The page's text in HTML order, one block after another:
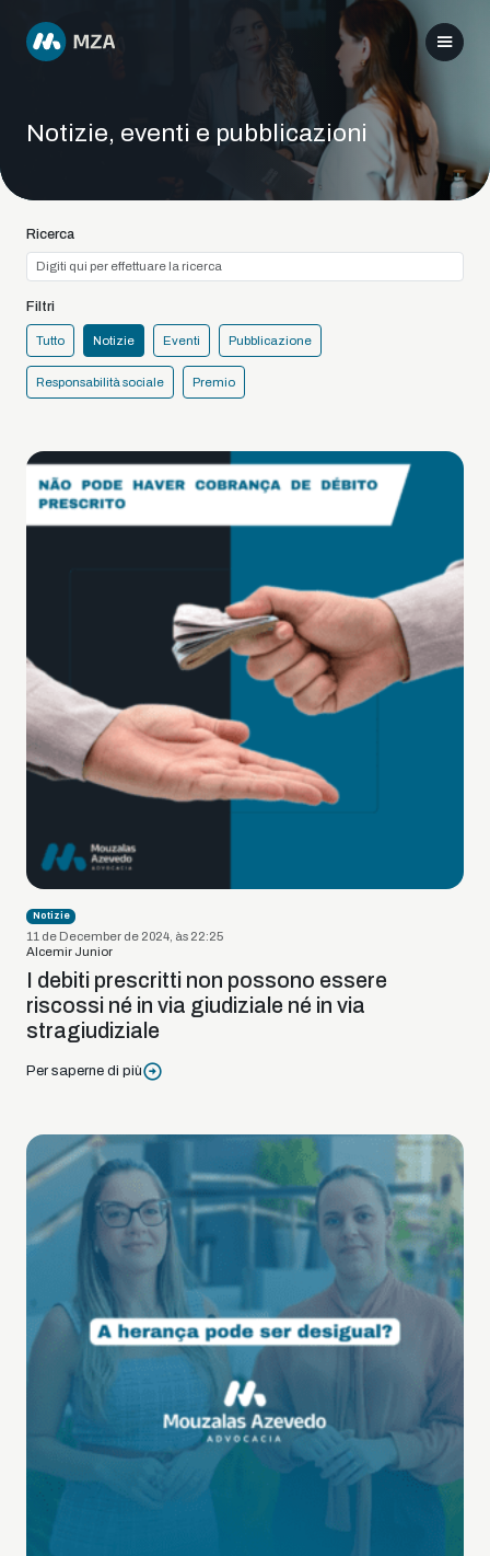
Notizie, eventi e pubblicazioni
Ricerca
Filtri
Tutto Notizie Eventi Pubblicazione
Responsabilità sociale Premio
Notizie
11 de December de 2024, às 22:25
Alcemir Junior
I debiti prescritti non possono essere
riscossi né in via giudiziale né in via
stragiudiziale
Per saperne di più